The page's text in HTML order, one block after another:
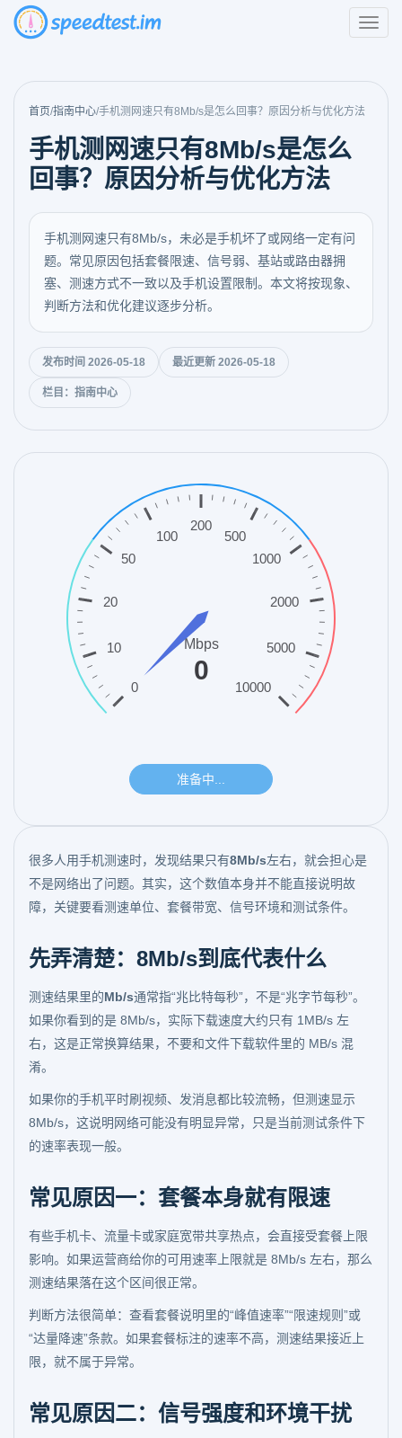
首页/指南中心/手机测网速只有8Mb/s是怎么回事？原因分析与优化方法
手机测网速只有8Mb/s是怎么
回事？原因分析与优化方法
手机测网速只有8Mb/s，未必是手机坏了或网络一定有问
题。常见原因包括套餐限速、信号弱、基站或路由器拥
塞、测速方式不一致以及手机设置限制。本文将按现象、
判断方法和优化建议逐步分析。
发布时间 2026-05-18 最近更新 2026-05-18
栏目：指南中心
很多人用手机测速时，发现结果只有8Mb/s左右，就会担心是
不是网络出了问题。其实，这个数值本身并不能直接说明故
障，关键要看测速单位、套餐带宽、信号环境和测试条件。
先弄清楚：8Mb/s到底代表什么
测速结果里的Mb/s通常指“兆比特每秒”，不是“兆字节每秒”。
如果你看到的是 8Mb/s，实际下载速度大约只有 1MB/s 左
右，这是正常换算结果，不要和文件下载软件里的 MB/s 混
淆。
如果你的手机平时刷视频、发消息都比较流畅，但测速显示
8Mb/s，这说明网络可能没有明显异常，只是当前测试条件下
的速率表现一般。
常见原因一：套餐本身就有限速
有些手机卡、流量卡或家庭宽带共享热点，会直接受套餐上限
影响。如果运营商给你的可用速率上限就是 8Mb/s 左右，那么
测速结果落在这个区间很正常。
判断方法很简单：查看套餐说明里的“峰值速率”“限速规则”或
“达量降速”条款。如果套餐标注的速率不高，测速结果接近上
限，就不属于异常。
常见原因二：信号强度和环境干扰